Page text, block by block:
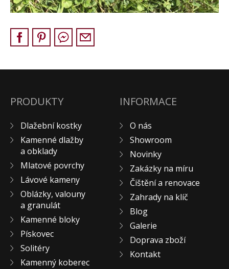
ZAKÁZKY NA MÍRU
NOVINKY
KONTAKT
PRODUKTY
Dlažební kostky
Kamenné dlažby
a obklady
Mlatové povrchy
Lávové kameny
Oblázky, valouny
a granulát
Kamenné bloky
Pískovec
Solitéry
Kamenný koberec
INFORMACE
O nás
Showroom
Novinky
Zakázky na míru
Čištění a renovace
Zahrady na klíč
Blog
Galerie
Doprava zboží
Kontakt